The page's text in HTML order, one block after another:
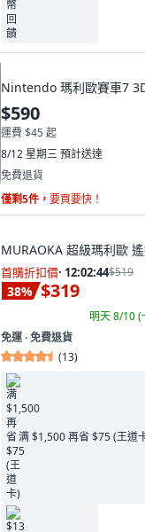
Nintendo 瑪利歐賽車7
$590
運費 $45 起
8/12 星期三預計送達
免費退貨
僅剩5件， 要買要快！
MURAOKA 超級瑪利歐
首購折扣價· 12:02:43$519
38% $319
明天 8/10 (
免運 ∙ 免費退貨
(13)
满 $1,500 再省 $75 (王道